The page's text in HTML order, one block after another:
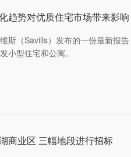
趋势对优质住宅市场带来影
斯（Savills）发布的一份最新报
小型住宅和公寓。
商业区 三幅地段进行招标